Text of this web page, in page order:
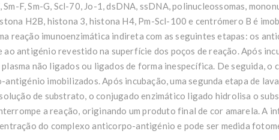
Sm-F, Sm-G, Scl-70, Jo-1, dsDNA, ssDNA, polinucleossomas,
H2B, histona 3, histona H4, Pm-Scl-100 e centrómero B é
reação imunoenzimática indireta com as seguintes etapas: os
antigénio revestido na superfície dos poços de reação. Após
não ligados ou ligados de forma inespecífica. De seguida,
imobilizados. Após incubação, uma segunda etapa de
de substrato, o conjugado enzimático ligado hidrolisa o
a reação, originando um produto final de cor amarela. A
do complexo anticorpo-antigénio e pode ser medida